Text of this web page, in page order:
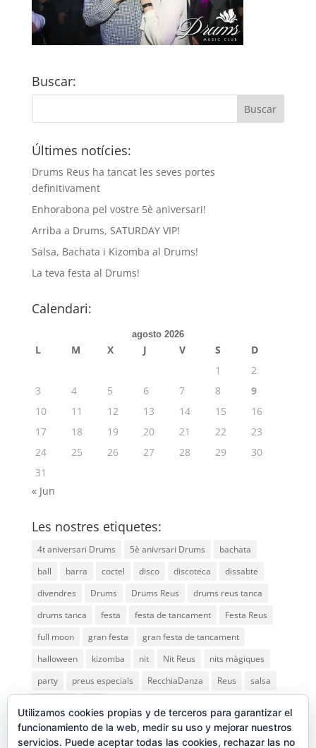
Buscar:
Últimes notícies:
Drums Reus ha tancat les seves portes
definitivament
Enhorabona pel vostre 5è aniversari!
Arriba a Drums, SATURDAY VIP!
Salsa, Bachata i Kizomba al Drums!
La teva festa al Drums!
Calendari:
agosto 2026
L M X J V S
D
1
2
3
4 5 6 7 8
9
10
11 12 13 14 15
16
17
18 19 20 21 22
23
24
25 26 27 28 29
30
31
« Jun
Les nostres etiquetes:
4t aniversari Drums 5è anivrsari Drums
bachata
ball
barra coctel disco discoteca
dissabte
divendres
Drums Drums Reus
drums reus tanca
drums tanca
festa festa de tancament
Festa Reus
full moon
gran festa
gran festa de tancament
halloween
kizomba nit Nit Reus
nits màgiques
party
preus especials RecchiaDanza Reus
salsa
Utilizamos cookies propias y de terceros para garantizar el
funcionamiento de la web, medir su uso y mejorar nuestros
servicios. Puede aceptar todas las cookies, rechazar las no